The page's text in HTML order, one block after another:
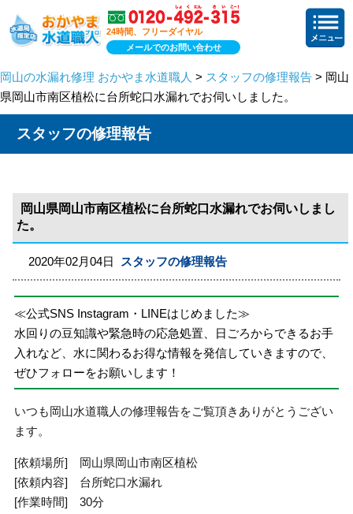
24時間、フリーダイヤル
メールでのお問い合わせ
岡山の水漏れ修理 おかやま水道職人 > スタッフの修理報告 > 岡山
県岡山市南区植松に台所蛇口水漏れでお伺いしました。
スタッフの修理報告
岡山県岡山市南区植松に台所蛇口水漏れでお伺いしまし
た。
2020年02月04日 スタッフの修理報告
≪公式SNS Instagram・LINEはじめました≫
水回りの豆知識や緊急時の応急処置、日ごろからできるお手
入れなど、水に関わるお得な情報を発信していきますので、
ぜひフォローをお願いします！
いつも岡山水道職人の修理報告をご覧頂きありがとうござい
ます。
[依頼場所] 岡山県岡山市南区植松
[依頼内容] 台所蛇口水漏れ
[作業時間] 30分